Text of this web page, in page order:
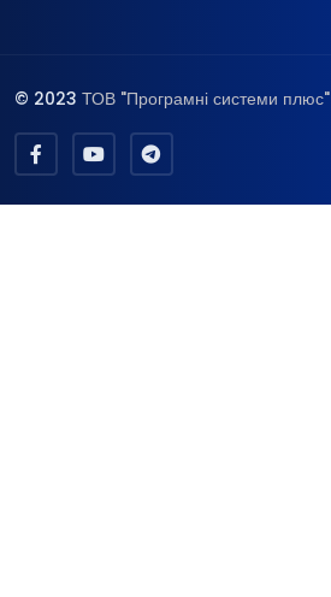
© 2023 ТОВ "Програмні системи плюс"